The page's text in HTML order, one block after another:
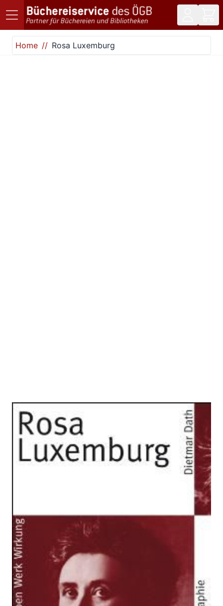
Direkt zum Inhalt
Home
Rosa Luxemburg
Rosa Luxemburg
Zur Wunschliste hinzufügen
Verlag: Suhrkamp
kartoniert